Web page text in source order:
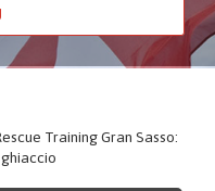
Training Gran Sasso: